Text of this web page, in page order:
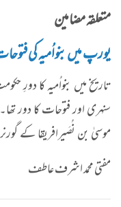
متعلقہ مضامین
یورپ میں بنواُمیہ کی
تاریخ میں بنواُمیہ کا دورِ
سنہری اور فتوحات کا دور
موسیٰ بن نُصَیرافریقا کے
مفتی محمد اشرف عاطف